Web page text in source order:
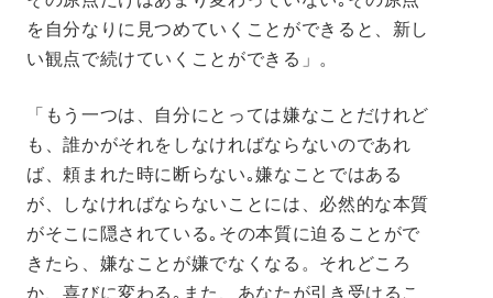
を自分なりに見つめていくことができると、新し
い観点で続けていくことができる」。
「もう一つは、自分にとっては嫌なことだけれど
も、誰かがそれをしなければならないのであれ
ば、頼まれた時に断らない｡嫌なことではある
が、しなければならないことには、必然的な本質
がそこに隠されている｡その本質に迫ることがで
きたら、嫌なことが嫌でなくなる。それどころ
か、喜びに変わる｡また、あなたが引き受けるこ